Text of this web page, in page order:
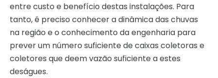
entre custo e benefício destas instalações. Para
tanto, é preciso conhecer a dinâmica das chuvas
na região e o conhecimento da engenharia para
prever um número suficiente de caixas coletoras e
coletores que deem vazão suficiente a estes
deságues.